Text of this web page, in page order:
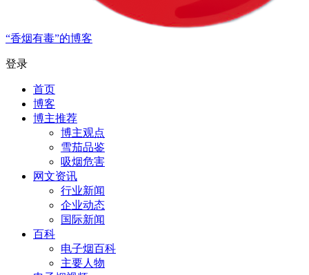
“香烟有毒”的博客
登录
首页
博客
博主推荐
博主观点
雪茄品鉴
吸烟危害
网文资讯
行业新闻
企业动态
国际新闻
百科
电子烟百科
主要人物